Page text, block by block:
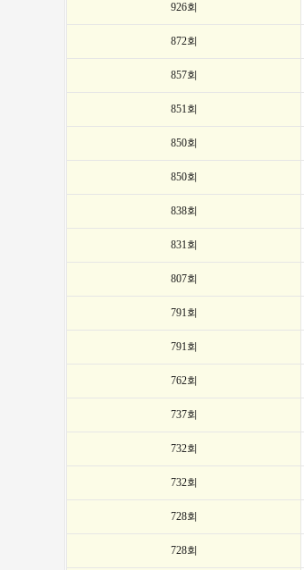
926회
872회
857회
851회
850회
850회
838회
831회
807회
791회
791회
762회
737회
732회
732회
728회
728회